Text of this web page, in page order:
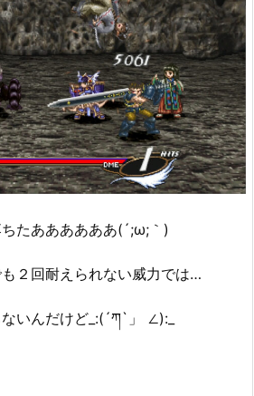
たああああああ(´;ω;｀)
２回耐えられない威力では…
いんだけど_:(´ཀ`」 ∠):_